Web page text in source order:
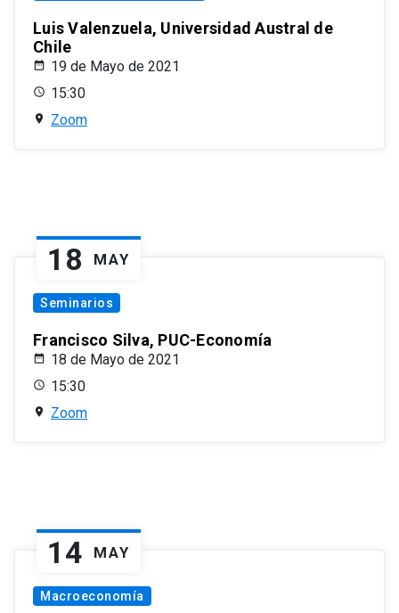
Luis Valenzuela, Universidad Austral de
Chile
19 de Mayo de 2021
15:30
Zoom
18 MAY
Seminarios
Francisco Silva, PUC-Economía
18 de Mayo de 2021
15:30
Zoom
14 MAY
Macroeconomía